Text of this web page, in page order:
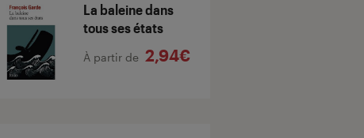
La baleine dans
tous ses états
À partir de 2,94€